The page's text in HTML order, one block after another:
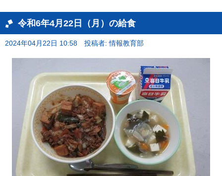
令和6年4月22日（月）の給食
2024年04月22日 10:58 投稿者: 情報教育部